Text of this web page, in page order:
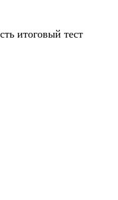
итоговый тест